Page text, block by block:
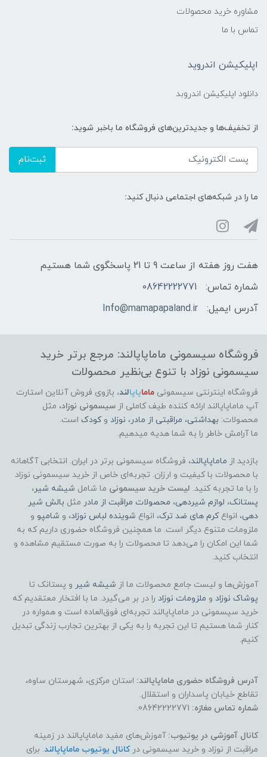
مشاوره خرید محصولات
تماس با ما
اپلیکیشن اندروید
دانلود اپلیکیشن اندروبد
از تخفیف‌ها و جدیدترین‌های فروشگاه ما باخبر شوید:
ثبت‌نام
ما را در شبکه‌های اجتماعی دنبال کنید:
هفت روز هفته از ساعت 9 تا 21 پاسخگوی شما هستیم
شماره تماس:
08642222771
آدرس ایمیل:
Info@mamapapaland.ir
فروشگاه سیسمونی ماماپاپالند: مرجع برتر خرید
سیسمونی نوزاد با تنوع بی‌نظیر محصولات
فروشگاه اینترنتی سیسمونی ماماپاپالند، بازوی فروش آنلاین استارت
آپ ماماپاپالند ارائه کننده طیف کاملی از سیسمونی نوزاد، مثل
محصولات: بهداشتی، مراقبتی از مادر، نوزاد وکودک است.
ما آرامش خاطر را به شما هدیه میدهیم.
بازدید از ماماپاپالند، فروشگاه سیسمونی برتر در ایران. انتخابی آگاهانه
با محصولات با کیفیت و ارزان. تجربه‌ای خاص از خرید سیسمونی نوزاد
را با ما تجربه کنید. لیست خرید سیسمونی ما شامل شیشه شیر،
پستانک، لوازم شیردهی، محصولات مراقبت از مادر مثل بالش شیر
دهی، انواعکرم های ضد ترک، انواع شوینده لباس نوزاد، و شامپو و
ملزومات متنوع دیگر است. ما همچنین فروشگاه حضوری داریم که به
شما این امکان را می‌دهد تا محصولات را به صورت مستقیم مشاهده و
انتخاب کنید.
آموزش‌ها و لیست جامع محصولات ما از شیشه شیر و پستانک تا
پوشاک نوزاد و ملزومات نوزاد را در بر می‌گیرد. ما با افتخار معتقدیم که
خرید سیسمونی در ماماپاپالند تجربه‌ای فوق‌العاده است و همواره در
کنار شما هستیم تا این تجربه را به یکی از بهترین تجارب زندگی تبدیل
کنیم.
آدرس فروشگاه حضوری ماماپاپالند: استان مرکزی، شهرستان ساوه،
تقاطع خیابان پاسداران و استقلال.
شماره تماس مغازه:
کانال آموزشی در یوتیوب: آموزش‌های مفید ماماپاپالند در زمینه
مراقبت از نوزاد و خرید سیسمونی درکانال یوتیوب ماماپاپالند. برای